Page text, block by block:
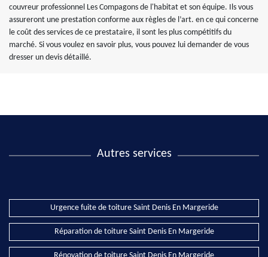
couvreur professionnel Les Compagons de l'habitat et son équipe. Ils vous
assureront une prestation conforme aux règles de l’art. en ce qui concerne
le coût des services de ce prestataire, il sont les plus compétitifs du
marché. Si vous voulez en savoir plus, vous pouvez lui demander de vous
dresser un devis détaillé.
Autres services
Urgence fuite de toiture Saint Denis En Margeride
Réparation de toiture Saint Denis En Margeride